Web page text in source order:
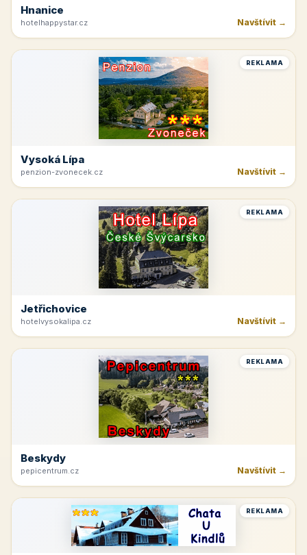
Hnanice
hotelhappystar.cz Navštívit →
REKLAMA
Vysoká Lípa
penzion-zvonecek.cz Navštívit →
REKLAMA
Jetřichovice
hotelvysokalipa.cz Navštívit →
REKLAMA
Beskydy
pepicentrum.cz Navštívit →
REKLAMA